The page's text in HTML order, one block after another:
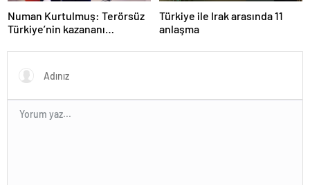
Numan Kurtulmuş: Terörsüz
Türkiye’nin kazananı
Türkiye ile Irak arasında 11
anlaşma